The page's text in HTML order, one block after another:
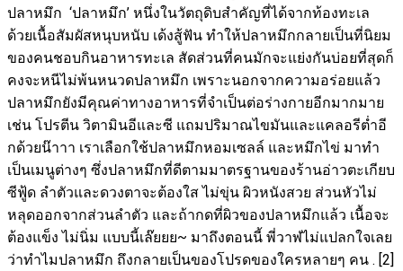
ปลาหมึก ‘ปลาหมึก’ หนึ่งในวัตถุดิบสำคัญที่ได้จากท้องทะเล
ด้วยเนื้อสัมผัสหนุบหนับ เด้งสู้ฟัน ทำให้ปลาหมึกกลายเป็นที่นิยม
ของคนชอบกินอาหารทะเล สัดส่วนที่คนมักจะแย่งกันบ่อยที่สุดก็
คงจะหนีไม่พ้นหนวดปลาหมึก เพราะนอกจากความอร่อยแล้ว
ปลาหมึกยังมีคุณค่าทางอาหารที่จำเป็นต่อร่างกายอีกมากมาย
เช่น โปรตีน วิตามินอีและซี แถมปริมาณไขมันและแคลอรีต่ำอี
กด้วยน๊าาา เราเลือกใช้ปลาหมึกหอมเซลล์ และหมึกไข่ มาทำ
เป็นเมนูต่างๆ ซึ่งปลาหมึกที่ดีตามมาตรฐานของร้านอ่าวตะเกียบ
ซีฟู้ด ลำตัวและดวงตาจะต้องใส ไม่ขุ่น ผิวหนังสวย ส่วนหัวไม่
หลุดออกจากส่วนลำตัว และถ้ากดที่ผิวของปลาหมึกแล้ว เนื้อจะ
ต้องแข็ง ไม่นิ่ม แบบนี้เล๊ยยย~ มาถึงตอนนี้ พี่วาฬไม่แปลกใจเลย
ว่าทำไมปลาหมึก ถึงกลายเป็นของโปรดของใครหลายๆ คน . [2]